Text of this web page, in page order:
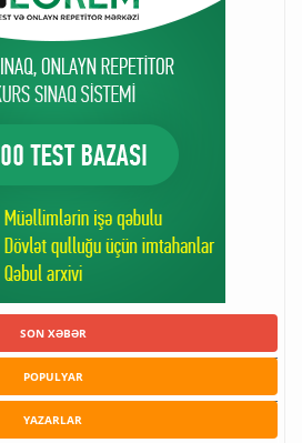
SON XƏBƏR
POPULYAR
YAZARLAR